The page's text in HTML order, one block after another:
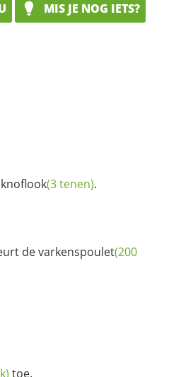
MIS JE NOG IETS?
knoflook(3 tenen).
devarkenspoulet(200
toe.